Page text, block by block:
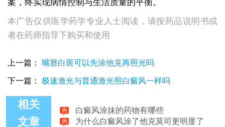
案，终实现病情控制与生活质量的平衡。
本广告仅供医学药学专业人士阅读，请按药品说明书或
者在药师指导下购买和使用
上一篇： 嘴唇白斑可以先涂他克再照光吗
下一篇： 极速激光与普通激光照白癜风一样吗
相关
文章
为什么白癜风涂了他克莫司更明显了
白癜风涂他克莫司后多久能接触衣物